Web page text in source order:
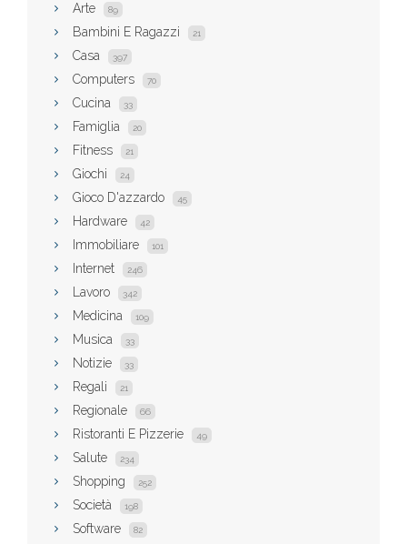
Arte 89
Bambini E Ragazzi 21
Casa 397
Computers 70
Cucina 33
Famiglia 20
Fitness 21
Giochi 24
Gioco D'azzardo 45
Hardware 42
Immobiliare 101
Internet 246
Lavoro 342
Medicina 109
Musica 33
Notizie 33
Regali 21
Regionale 66
Ristoranti E Pizzerie 49
Salute 234
Shopping 252
Società 198
Software 82